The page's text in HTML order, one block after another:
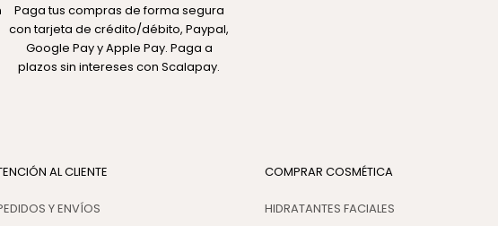
Paga tus compras de forma segura
con tarjeta de crédito/débito, Paypal,
Google Pay y Apple Pay. Paga a
plazos sin intereses con Scalapay.
AL CLIENTE
Y ENVÍOS
COMPRAR COSMÉTICA
HIDRATANTES FACIALES